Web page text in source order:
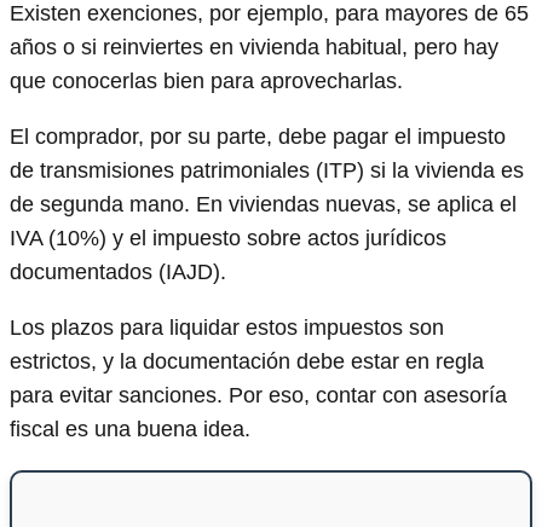
Existen exenciones, por ejemplo, para mayores de 65
años o si reinviertes en vivienda habitual, pero hay
que conocerlas bien para aprovecharlas.
El comprador, por su parte, debe pagar el impuesto
de transmisiones patrimoniales (ITP) si la vivienda es
de segunda mano. En viviendas nuevas, se aplica el
IVA (10%) y el impuesto sobre actos jurídicos
documentados (IAJD).
Los plazos para liquidar estos impuestos son
estrictos, y la documentación debe estar en regla
para evitar sanciones. Por eso, contar con asesoría
fiscal es una buena idea.